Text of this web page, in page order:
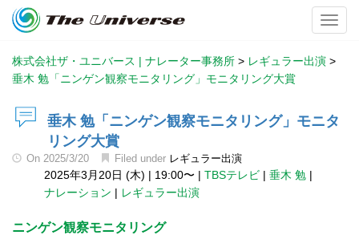
株式会社ザ・ユニバース | ナレーター事務所 > レギュラー出演 >
垂木 勉「ニンゲン観察モニタリング」モニタリング大賞
垂木 勉「ニンゲン観察モニタリング」モニタ
リング大賞
On 2025/3/20 Filed under レギュラー出演
2025年3月20日 (木) | 19:00〜 | TBSテレビ | 垂木 勉 |
ナレーション | レギュラー出演
ニンゲン観察モニタリング